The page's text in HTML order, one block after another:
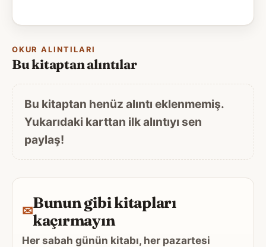
OKUR ALINTILARI
Bu kitaptan alıntılar
Bu kitaptan henüz alıntı eklenmemiş.
Yukarıdaki karttan ilk alıntıyı sen
paylaş!
✉Bunun gibi kitapları
kaçırmayın
Her sabah günün kitabı, her pazartesi